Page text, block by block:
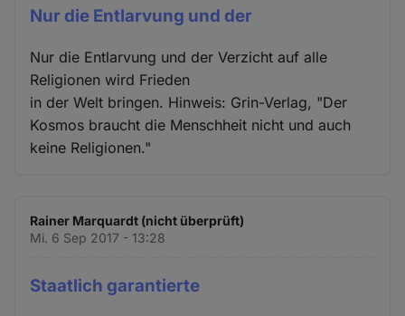
Nur die Entlarvung und der
Nur die Entlarvung und der Verzicht auf alle
Religionen wird Frieden
in der Welt bringen. Hinweis: Grin-Verlag, "Der
Kosmos braucht die Menschheit nicht und auch
keine Religionen."
Rainer Marquardt (nicht überprüft)
Mi. 6 Sep 2017 - 13:28
Staatlich garantierte